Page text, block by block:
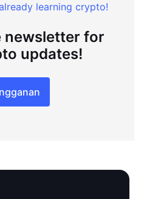
learning crypto!
newsletter for
updates!